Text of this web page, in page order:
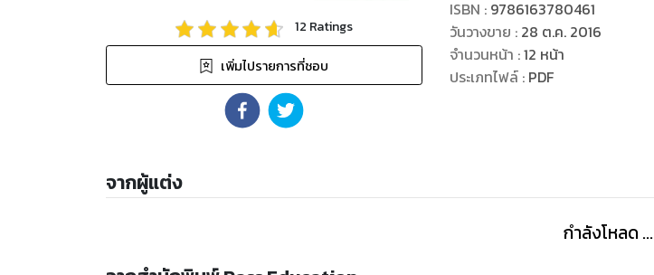
12 Ratings
เพิ่มไปรายการที่ชอบ
ISBN : 9786163780461
วันวางขาย : 28 ต.ค. 2016
จำนวนหน้า :12 หน้า
ประเภทไฟล์: PDF
จากผู้แต่ง
กำลังโหลด ...